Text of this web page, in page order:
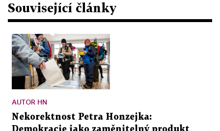
Související články
AUTOR HN
Nekorektnost Petra Honzejka:
Demokracie jako zaměnitelný produkt